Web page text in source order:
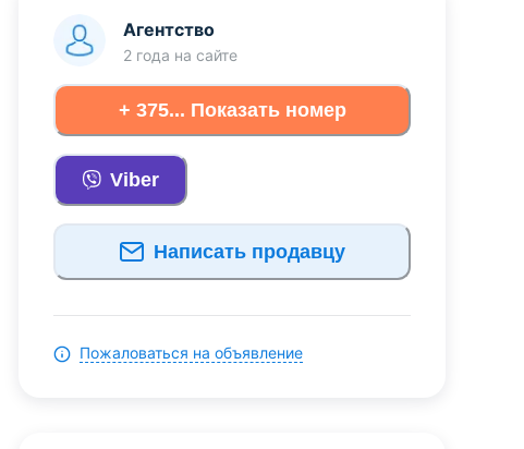
Агентство
2 года на сайте
+ 375... Показать номер
Viber
Написать продавцу
Пожаловаться на объявление